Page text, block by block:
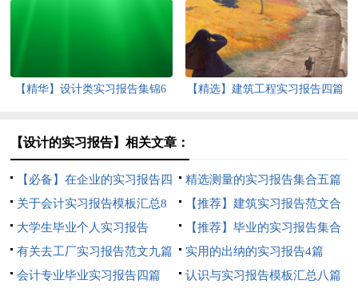
篇
【精华】设计类实习报告集锦6
【精选】建筑工程实习报告四篇
【设计的实习报告】相关文章：
【必备】在企业的实习报告四
篇
精选测量的实习报告集合五篇
关于会计实习报告模板汇总8
篇
【推荐】建筑实习报告范文合
集六篇
大学生毕业个人实习报告
【推荐】毕业的实习报告集合
9篇
有关去工厂实习报告范文九篇
实用的出纳的实习报告4篇
会计专业毕业实习报告四篇
认识与实习报告模板汇总八篇